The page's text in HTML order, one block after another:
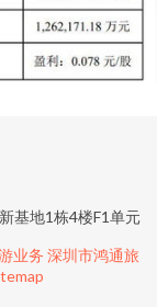
基地1栋4楼F1单元
业务 深圳市鸿通旅